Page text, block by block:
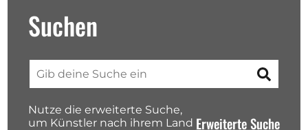
Mitglied werden
Über uns
Spenden
Partners
Suchen
Nutze die erweiterte Suche,
um Künstler nach ihrem Land Erweiterte Suche
Suchen